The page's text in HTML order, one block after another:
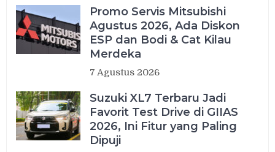
Promo Servis Mitsubishi
Agustus 2026, Ada Diskon
ESP dan Bodi & Cat Kilau
Merdeka
7 Agustus 2026
Suzuki XL7 Terbaru Jadi
Favorit Test Drive di GIIAS
2026, Ini Fitur yang Paling
Dipuji